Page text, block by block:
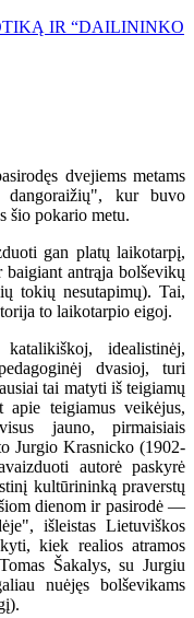
IR “DAILININKO
dvejiems metams
kur buvo
šio pokario metu.
gan platų laikotarpį,
antrąja bolševikų
tokių nesutapimų). Tai,
to laikotarpio eigoj.
idealistinėj,
dvasioj, turi
tai matyti iš teigiamų
teigiamus veikėjus,
jauno, pirmaisiais
Jurgio Krasnicko (1902-
autorė paskyrė
kultūrininką praverstų
dienom ir pasirodė —
išleistas Lietuviškos
kiek realios atramos
Šakalys, su Jurgiu
nuėjęs bolševikams